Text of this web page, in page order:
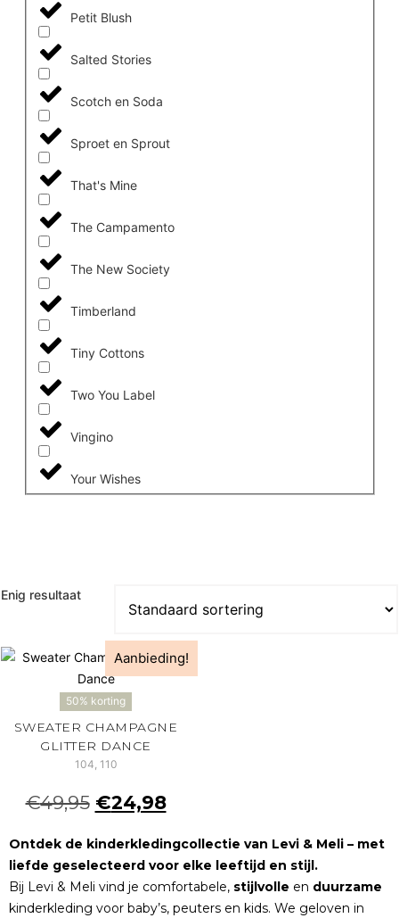
Petit Blush
Salted Stories
Scotch en Soda
Sproet en Sprout
That's Mine
The Campamento
The New Society
Timberland
Tiny Cottons
Two You Label
Vingino
Your Wishes
Enig resultaat
Aanbieding!
50% korting
SWEATER CHAMPAGNE
GLITTER DANCE
104, 110
€49,95 €24,98
Ontdek de kinderkledingcollectie van Levi & Meli – met
liefde geselecteerd voor elke leeftijd en stijl.
Bij Levi & Meli vind je comfortabele, stijlvolle en duurzame
kinderkleding voor baby’s, peuters en kids. We geloven in